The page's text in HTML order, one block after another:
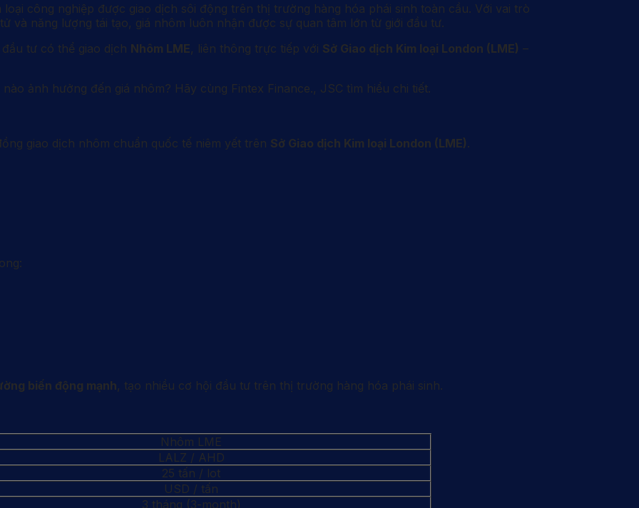
công nghiệp được giao dịch sôi động trên thị trường hàng hóa phái sinh toàn cầu. Với vai trò
và năng lượng tái tạo, giá nhôm luôn nhận được sự quan tâm lớn từ giới đầu tư.
tư có thể giao dịch Nhôm LME, liên thông trực tiếp với Sở Giao dịch Kim loại London (LME) –
ảnh hưởng đến giá nhôm? Hãy cùng Fintex Finance., JSC tìm hiểu chi tiết.
giao dịch nhôm chuẩn quốc tế niêm yết trên Sở Giao dịch Kim loại London (LME).
biến động mạnh, tạo nhiều cơ hội đầu tư trên thị trường hàng hóa phái sinh.
Nhôm LME
LALZ / AHD
25 tấn / lot
USD / tấn
3 tháng (3-month)